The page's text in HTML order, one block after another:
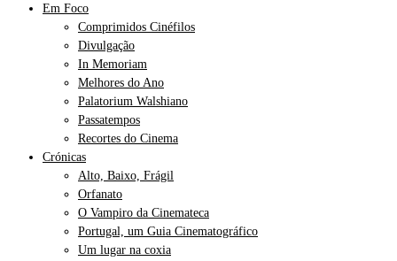
Em Foco
Comprimidos Cinéfilos
Divulgação
In Memoriam
Melhores do Ano
Palatorium Walshiano
Passatempos
Recortes do Cinema
Crónicas
Alto, Baixo, Frágil
Orfanato
O Vampiro da Cinemateca
Portugal, um Guia Cinematográfico
Um lugar na coxia